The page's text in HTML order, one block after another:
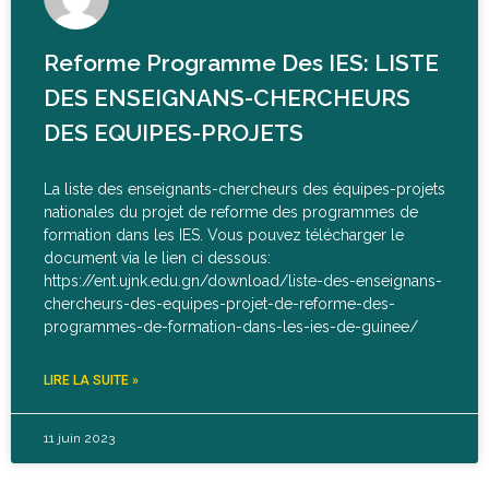
Reforme Programme Des IES: LISTE
DES ENSEIGNANS-CHERCHEURS
DES EQUIPES-PROJETS
La liste des enseignants-chercheurs des équipes-projets
nationales du projet de reforme des programmes de
formation dans les IES. Vous pouvez télécharger le
document via le lien ci dessous:
https://ent.ujnk.edu.gn/download/liste-des-enseignans-
chercheurs-des-equipes-projet-de-reforme-des-
programmes-de-formation-dans-les-ies-de-guinee/
LIRE LA SUITE »
11 juin 2023